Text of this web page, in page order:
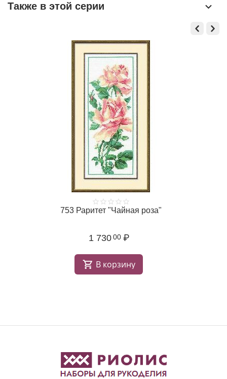
Также в этой серии
753 Раритет "Чайная роза"
1 730 00 ₽
В корзину